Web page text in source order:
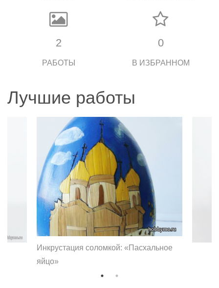
2
РАБОТЫ
0
В ИЗБРАННОМ
Лучшие работы
Инкрустация соломкой: «Пасхальное
яйцо»